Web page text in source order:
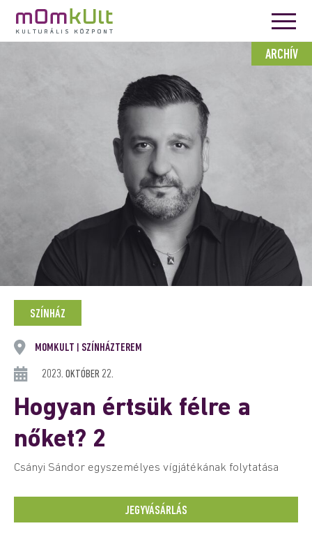
ARCHÍV
SZÍNHÁZ
MOMKULT SZÍNHÁZTEREM
2023. OKTÓBER 22.
Hogyan értsük félre a
nőket? 2
Csányi Sándor egyszemélyes vígjátékának folytatása
JEGYVÁSÁRLÁS